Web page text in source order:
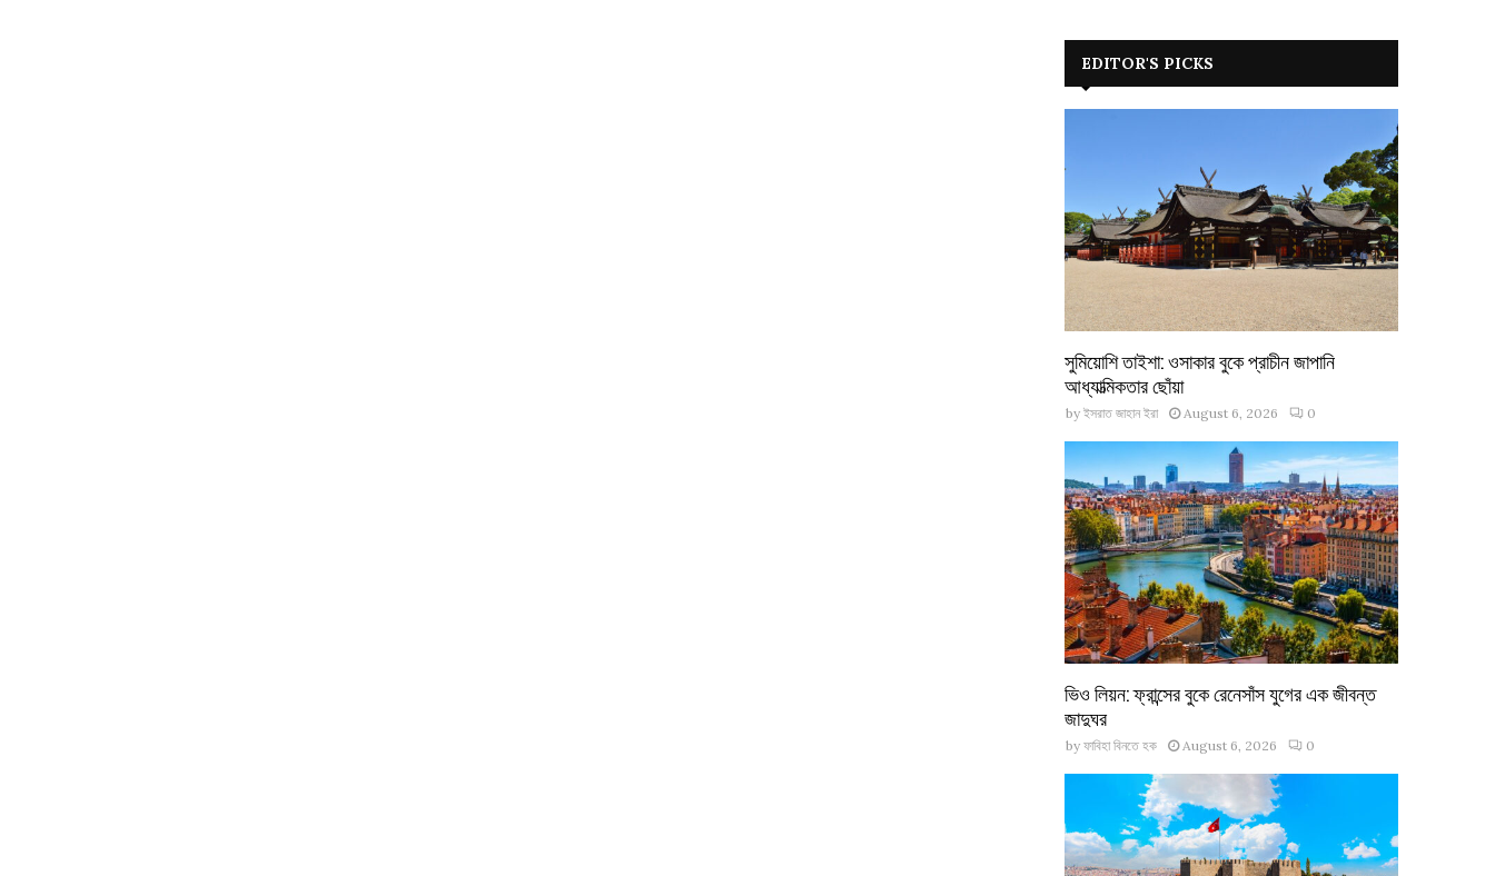
EDITOR'S PICKS
সুমিয়োশি তাইশা: ওসাকার বুকে প্রাচীন জাপানি
আধ্যাত্মিকতার ছোঁয়া
by ইসরাত জাহান ইরা August 6, 2026 0
ভিও লিয়ন: ফ্রান্সের বুকে রেনেসাঁস যুগের এক জীবন্ত
জাদুঘর
by ফাবিহা বিনতে হক August 6, 2026 0